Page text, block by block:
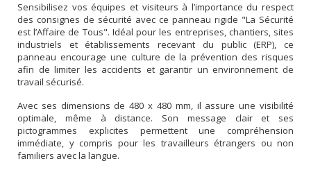
Sensibilisez vos équipes et visiteurs à l’importance du respect
des consignes de sécurité avec ce panneau rigide "La Sécurité
est l’Affaire de Tous". Idéal pour les entreprises, chantiers, sites
industriels et établissements recevant du public (ERP), ce
panneau encourage une culture de la prévention des risques
afin de limiter les accidents et garantir un environnement de
travail sécurisé.
Avec ses dimensions de 480 x 480 mm, il assure une visibilité
optimale, même à distance. Son message clair et ses
pictogrammes explicites permettent une compréhension
immédiate, y compris pour les travailleurs étrangers ou non
familiers avec la langue.